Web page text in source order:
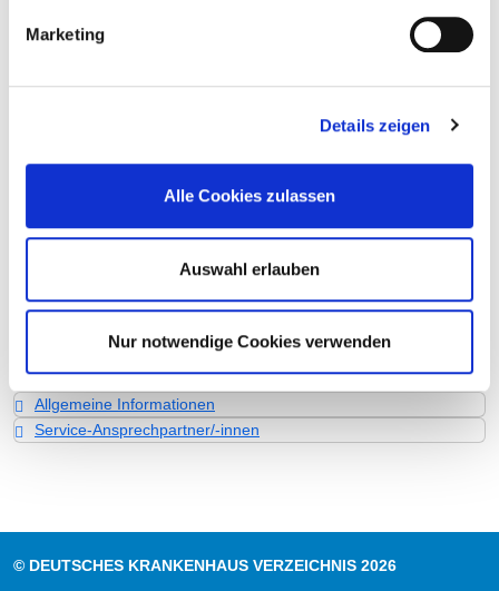
Marketing
Details zeigen
Alle Cookies zulassen
Auswahl erlauben
Nur notwendige Cookies verwenden
Medizinisches Leistungsangebot mit Fallzahlen
Weitere Informationen zur Fachabteilung
Informationen und Leistungen des
Barrierefreiheit
Allgemeine Informationen
Service-Ansprechpartner/-innen
© DEUTSCHES KRANKENHAUS VERZEICHNIS 2026